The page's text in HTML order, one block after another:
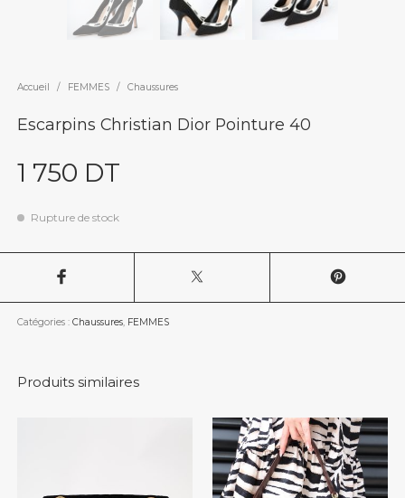
Accueil / FEMMES / Chaussures
Escarpins Christian Dior Pointure 40
1 750 DT
Rupture de stock
Catégories : Chaussures, FEMMES
Produits similaires